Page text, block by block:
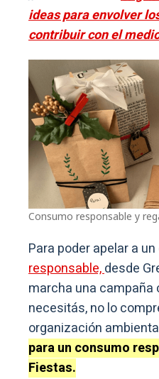
ideas para envolver
contribuir con el
Consumo responsable y
Para poder apelar a un
responsable,desde
marcha una campaña
necesitás, no lo
organización
para un consumo
Fiestas.